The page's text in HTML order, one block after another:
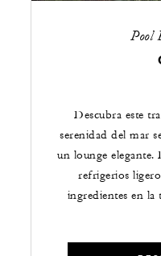
Pool
Descubra este
serenidad del mar
un lounge elegante.
refrigerios
ingredientes en la